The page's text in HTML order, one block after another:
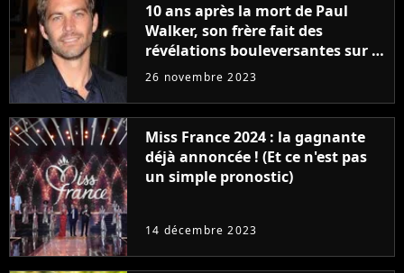
10 ans après la mort de Paul
Walker, son frère fait des
révélations bouleversantes sur la
réaction des acteurs de Fast and
26 novembre 2023
Miss France 2024 : la gagnante
déjà annoncée ! (Et ce n'est pas
un simple pronostic)
14 décembre 2023